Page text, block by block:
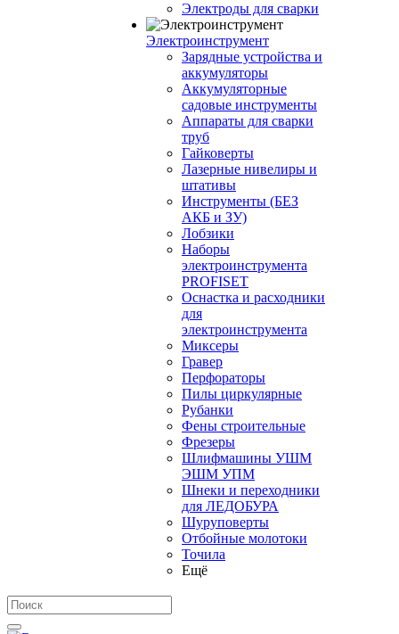
Электроды для сварки
Электроинструмент
Зарядные устройства и
аккумуляторы
Аккумуляторные
садовые инструменты
Аппараты для сварки
труб
Гайковерты
Лазерные нивелиры и
штативы
Инструменты (БЕЗ
АКБ и ЗУ)
Лобзики
Наборы
электроинструмента
PROFISET
Оснастка и расходники
для
электроинструмента
Миксеры
Гравер
Перфораторы
Пилы циркулярные
Рубанки
Фены строительные
Фрезеры
Шлифмашины УШМ
ЭШМ УПМ
Шнеки и переходники
для ЛЕДОБУРА
Шуруповерты
Отбойные молотоки
Точила
Ещё